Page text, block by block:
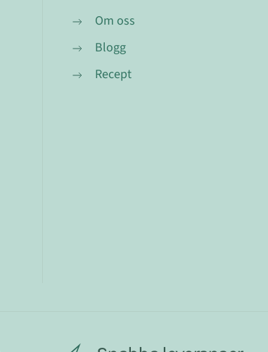
Om oss
Blogg
Recept